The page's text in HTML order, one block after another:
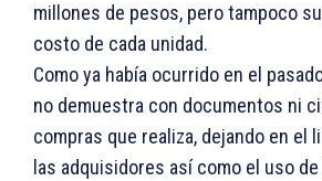
millones de pesos, pero tampoco
costo de cada unidad.
Como ya había ocurrido en el
no demuestra con documentos ni
compras que realiza, dejando en el
las adquisidores así como el uso